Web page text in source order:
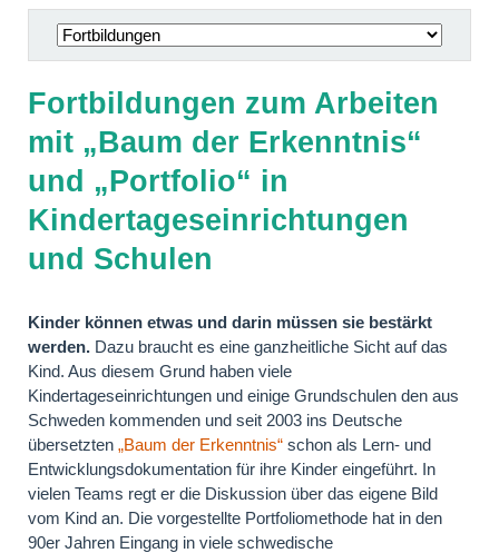
Navigation
überspringen
Fortbildungen zum Arbeiten
mit „Baum der Erkenntnis“
und „Portfolio“ in
Kindertageseinrichtungen
und Schulen
Kinder können etwas und darin müssen sie bestärkt
werden.Dazu braucht es eine ganzheitliche Sicht auf das
Kind. Aus diesem Grund haben viele
Kindertageseinrichtungen und einige Grundschulen den aus
Schweden kommenden und seit 2003 ins Deutsche
übersetzten „Baum der Erkenntnis“schon als Lern- und
Entwicklungsdokumentation für ihre Kinder eingeführt. In
vielen Teams regt er die Diskussion über das eigene Bild
vom Kind an. Die vorgestellte Portfoliomethode hat in den
90er Jahren Eingang in viele schwedische